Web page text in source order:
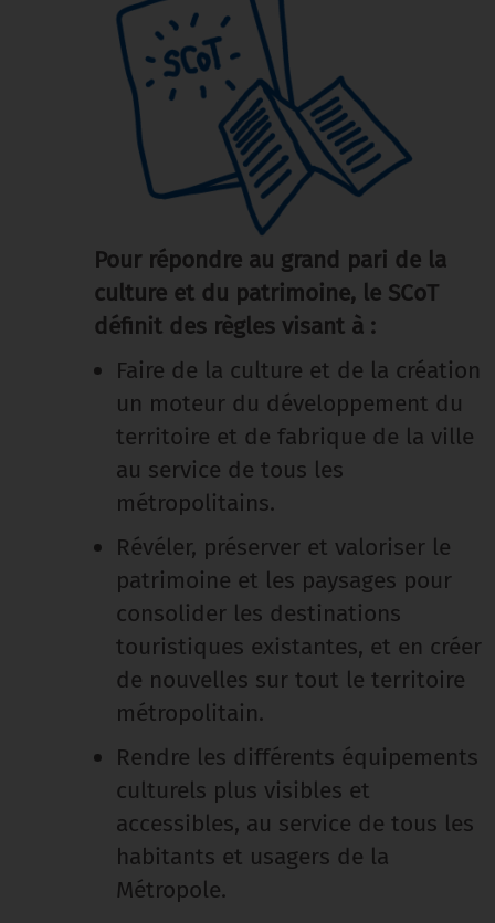
Pour répondre au grand pari de la
culture et du patrimoine, le SCoT
définit des règles visant à :
Faire de la culture et de la création
un moteur du développement du
territoire et de fabrique de la ville
au service de tous les
métropolitains.
Révéler, préserver et valoriser le
patrimoine et les paysages pour
consolider les destinations
touristiques existantes, et en créer
de nouvelles sur tout le territoire
métropolitain.
Rendre les différents équipements
culturels plus visibles et
accessibles, au service de tous les
habitants et usagers de la
Métropole.